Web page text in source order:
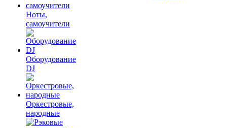
Ноты,
самоучители
Оборудование
DJ
Оркестровые,
народные